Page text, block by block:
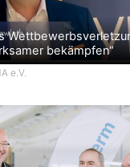
bekämpfen“
e.V.